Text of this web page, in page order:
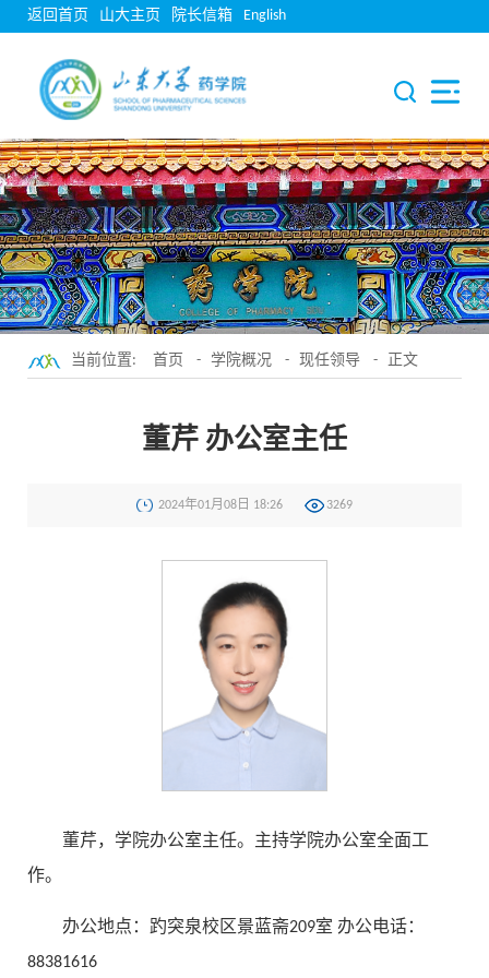
返回首页 山大主页 院长信箱 English
当前位置: 首页 - 学院概况 - 现任领导 - 正文
董芹 办公室主任
2024年01月08日 18:26 3269
董芹，学院办公室主任。主持学院办公室全面工
作。
办公地点：趵突泉校区景蓝斋209室 办公电话：
88381616